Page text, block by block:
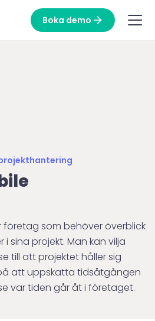
Boka demo
företag som behöver överblick
sina projekt. Man kan vilja
till att projektet håller sig
att uppskatta tidsåtgången
var tiden går åt i företaget.